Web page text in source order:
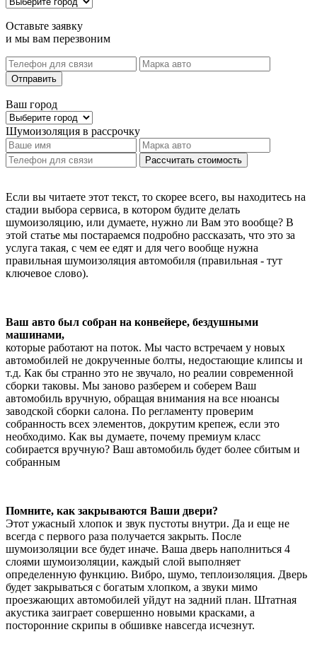
Оставьте заявку
и мы вам перезвоним
Отправить
Ваш город
Шумоизоляция в рассрочку
Рассчитать стоимость
Если вы читаете этот текст, то скорее всего, вы находитесь на
стадии выбора сервиса, в котором будите делать
шумоизоляцию, или думаете, нужно ли Вам это вообще? В
этой статье мы постараемся подробно рассказать, что это за
услуга такая, с чем ее едят и для чего вообще нужна
правильная шумоизоляция автомобиля (правильная - тут
ключевое слово).
Ваш авто был собран на конвейере, бездушными
машинами,
которые работают на поток. Мы часто встречаем у новых
автомобилей не докрученные болты, недостающие клипсы и
т.д. Как бы странно это не звучало, но реалии современной
сборки таковы. Мы заново разберем и соберем Ваш
автомобиль вручную, обращая внимания на все нюансы
заводской сборки салона. По регламенту проверим
собранность всех элементов, докрутим крепеж, если это
необходимо. Как вы думаете, почему премиум класс
собирается вручную? Ваш автомобиль будет более сбитым и
собранным
Помните, как закрываются Ваши двери?
Этот ужасный хлопок и звук пустоты внутри. Да и еще не
всегда с первого раза получается закрыть. После
шумоизоляции все будет иначе. Ваша дверь наполниться 4
слоями шумоизоляции, каждый слой выполняет
определенную функцию. Вибро, шумо, теплоизоляция. Дверь
будет закрываться с богатым хлопком, а звуки мимо
проезжающих автомобилей уйдут на задний план. Штатная
акустика заиграет совершенно новыми красками, а
посторонние скрипы в обшивке навсегда исчезнут.